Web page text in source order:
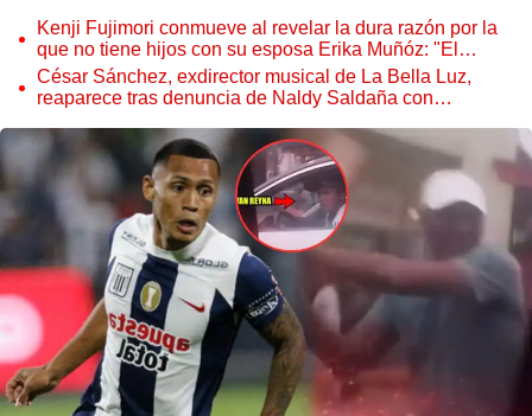
Kenji Fujimori conmueve al revelar la dura razón por la
que no tiene hijos con su esposa Erika Muñóz: "El
proceso judicial"
César Sánchez, exdirector musical de La Bella Luz,
reaparece tras denuncia de Naldy Saldaña con